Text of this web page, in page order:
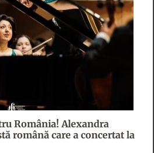
România! Alexandra
română care a concertat la